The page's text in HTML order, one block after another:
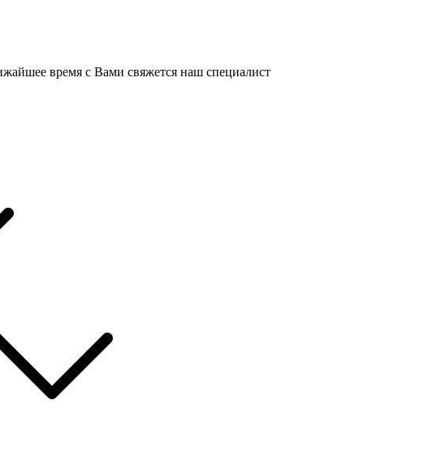
время с Вами свяжется наш специалист